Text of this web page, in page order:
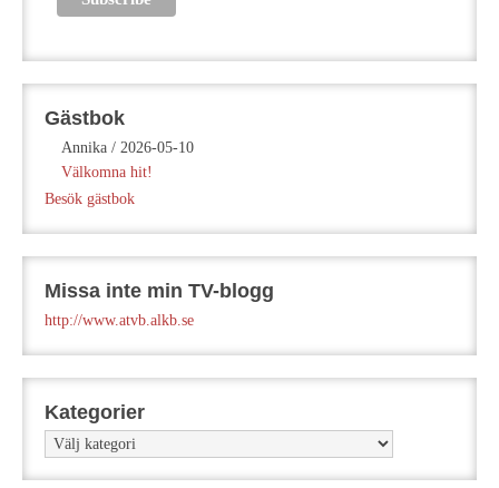
Gästbok
Annika / 2026-05-10
Välkomna hit!
Besök gästbok
Missa inte min TV-blogg
http://www.atvb.alkb.se
Kategorier
Kategorier